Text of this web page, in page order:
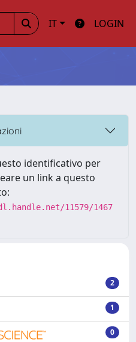
IT LOGIN
identificativo per
un link a questo
11579/1467
2
1
0